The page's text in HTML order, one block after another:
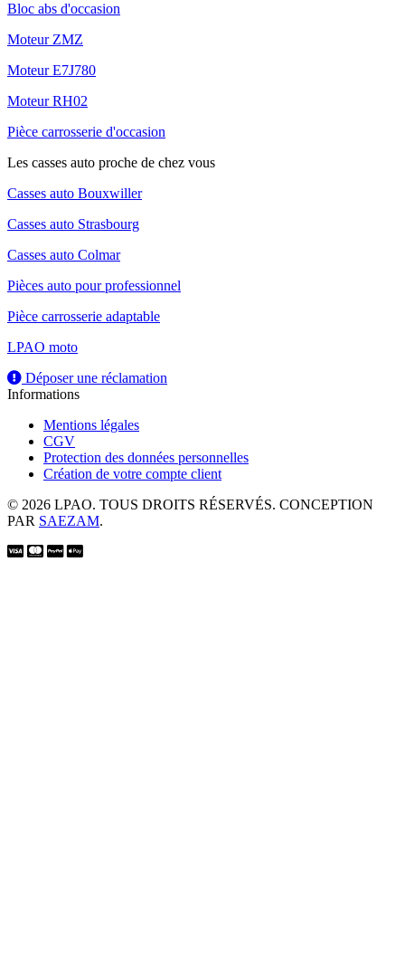
Bloc abs d'occasion
Moteur ZMZ
Moteur E7J780
Moteur RH02
Pièce carrosserie d'occasion
Les casses auto proche de chez vous
Casses auto Bouxwiller
Casses auto Strasbourg
Casses auto Colmar
Pièces auto pour professionnel
Pièce carrosserie adaptable
LPAO moto
Déposer une réclamation
Informations
Mentions légales
CGV
Protection des données personnelles
Création de votre compte client
© 2026 LPAO. TOUS DROITS RÉSERVÉS. CONCEPTION
PAR SAEZAM.